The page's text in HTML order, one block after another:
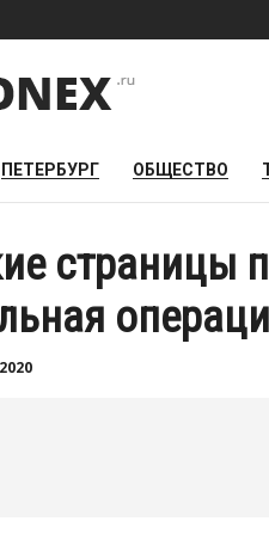
ПЕТЕРБУРГ ОБЩЕСТВО
страницы